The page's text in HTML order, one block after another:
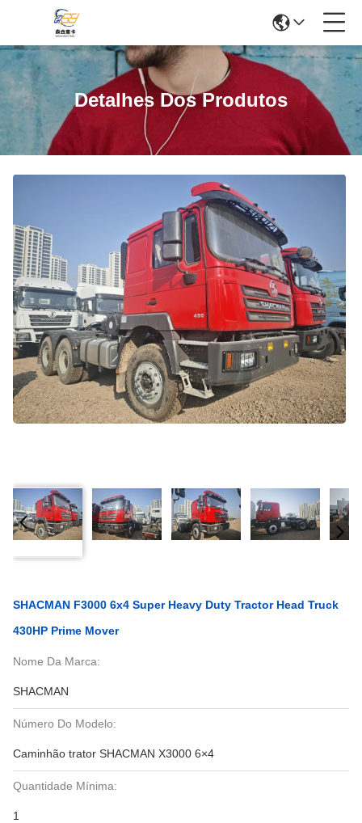
Detalhes Dos Produtos
SHACMAN F3000 6x4 Super Heavy Duty Tractor Head Truck
430HP Prime Mover
Nome Da Marca:
SHACMAN
Número Do Modelo:
Caminhão trator SHACMAN X3000 6×4
Quantidade Mínima:
1